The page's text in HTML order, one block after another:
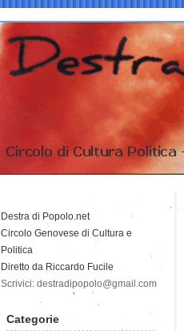
Destra di Popolo.net
Circolo Genovese di Cultura e
Politica
Diretto da Riccardo Fucile
Scrivici: destradipopolo@gmail.com
Categorie